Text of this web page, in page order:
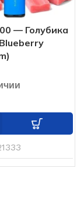
— Голубика